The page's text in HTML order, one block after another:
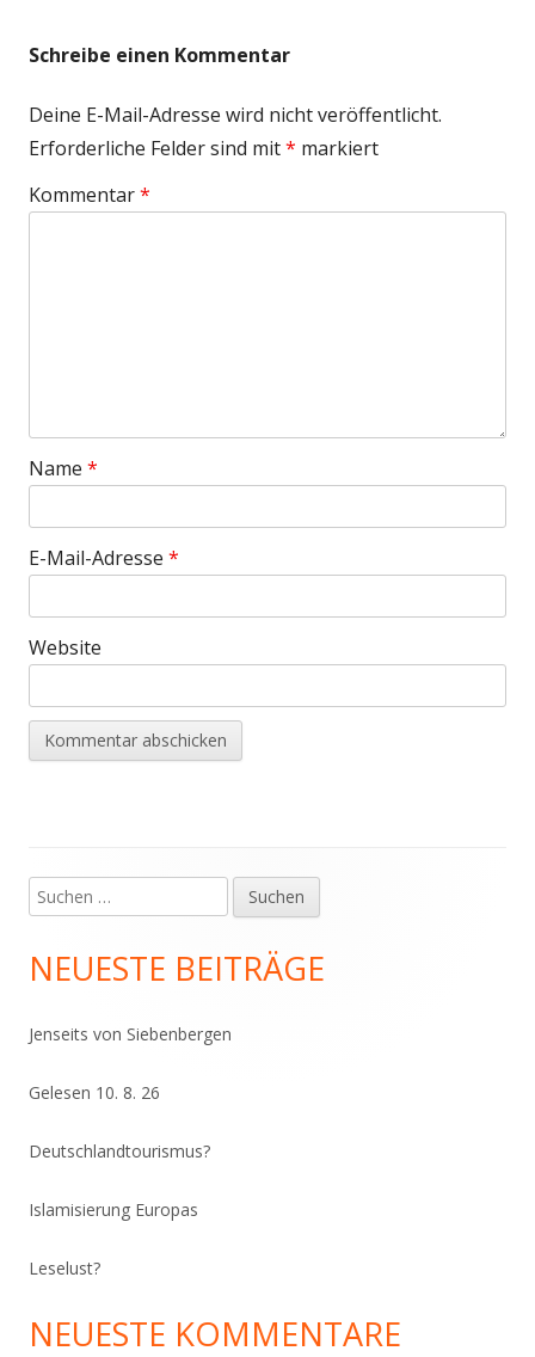
Schreibe einen Kommentar
Deine E-Mail-Adresse wird nicht veröffentlicht.
Erforderliche Felder sind mit* markiert
Kommentar*
Name *
E-Mail-Adresse *
Website
Haupt-
Seitenleiste
Suchen
nach:
NEUESTE BEITRÄGE
Jenseits von Siebenbergen
Gelesen 10. 8. 26
Deutschlandtourismus?
Islamisierung Europas
Leselust?
NEUESTE KOMMENTARE